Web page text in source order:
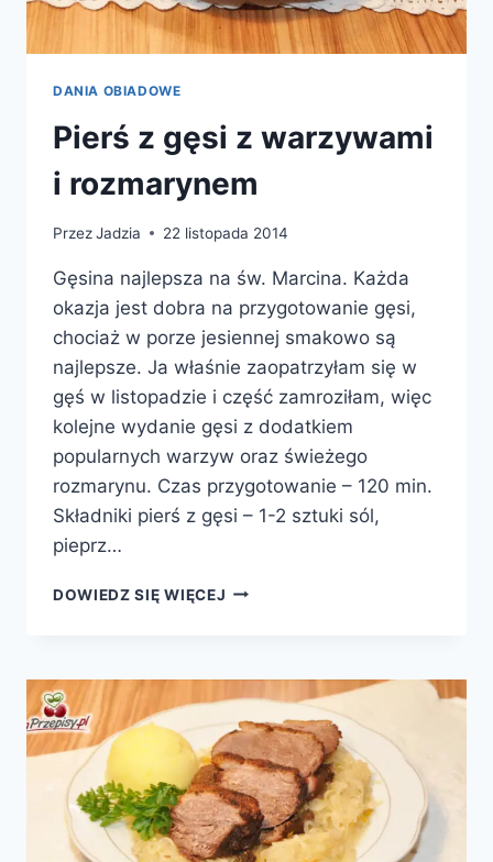
DANIA OBIADOWE
Pierś z gęsi z warzywami
i rozmarynem
PrzezJadzia 22 listopada 2014
Gęsina najlepsza na św. Marcina. Każda
okazja jest dobra na przygotowanie gęsi,
chociaż w porze jesiennej smakowo są
najlepsze. Ja właśnie zaopatrzyłam się w
gęś w listopadzie i część zamroziłam, więc
kolejne wydanie gęsi z dodatkiem
popularnych warzyw oraz świeżego
rozmarynu. Czas przygotowanie – 120 min.
Składniki pierś z gęsi – 1-2 sztuki sól,
pieprz…
DOWIEDZ SIĘ WIĘCEJ PIERŚ
WARZYWAMI
I
ROZMARYNEM